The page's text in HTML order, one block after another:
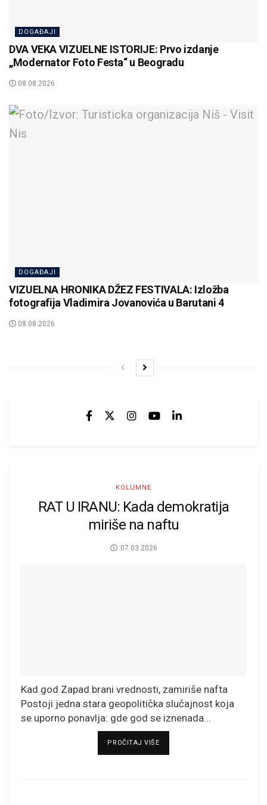
DOGAĐAJI
DVA VEKA VIZUELNE ISTORIJE: Prvo izdanje
„Modernator Foto Festa“ u Beogradu
08.08.2026
DOGAĐAJI
VIZUELNA HRONIKA DŽEZ FESTIVALA: Izložba
fotografija Vladimira Jovanovića u Barutani 4
08.08.2026
KOLUMNE
RAT U IRANU: Kada demokratija
miriše na naftu
07.03.2026
Kad god Zapad brani vrednosti, zamiriše nafta
Postoji jedna stara geopolitička slučajnost koja
se uporno ponavlja: gde god se iznenada...
PROČITAJ VIŠEDETAILS